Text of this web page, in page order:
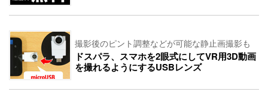
撮影後のピント調整などが可能な静止画撮影も
ドスパラ、スマホを2眼式にしてVR用3D動画
を撮れるようにするUSBレンズ